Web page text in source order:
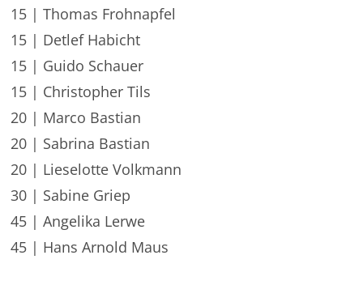
15 | Thomas Frohnapfel
15 | Detlef Habicht
15 | Guido Schauer
15 | Christopher Tils
20 | Marco Bastian
20 | Sabrina Bastian
20 | Lieselotte Volkmann
30 | Sabine Griep
45 | Angelika Lerwe
45 | Hans Arnold Maus